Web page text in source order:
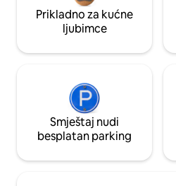
Prikladno za kućne
ljubimce
Smještaj nudi
besplatan parking